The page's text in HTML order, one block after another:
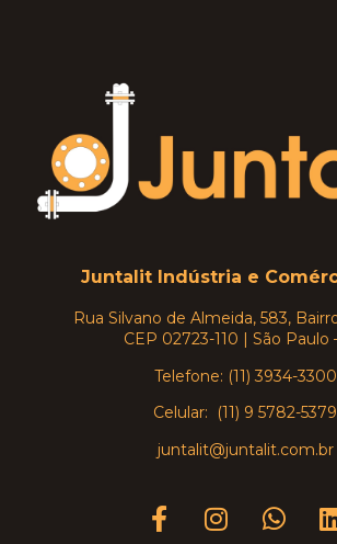
Juntalit Indústria e
Rua Silvano de Almeida, 583,
CEP 02723-110 | São Paulo
Telefone: (11) 3934-3300
Celular: (11) 9 5782-5379
juntalit@juntalit.com.br